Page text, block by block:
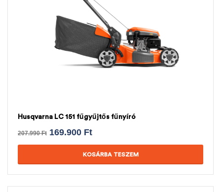
Husqvarna LC 151 fűgyűjtős fűnyíró
207.990Ft 169.900 Ft
KOSÁRBA TESZEM